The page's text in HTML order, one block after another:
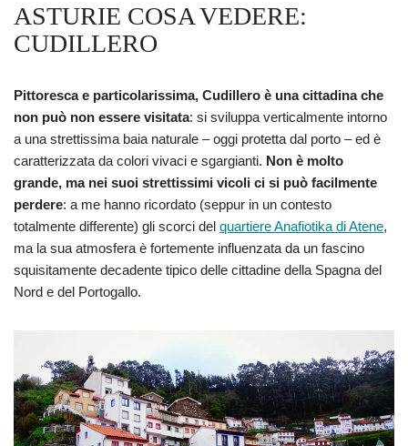
ASTURIE COSA VEDERE:
CUDILLERO
Pittoresca e particolarissima, Cudillero è una cittadina che
non può non essere visitata: si sviluppa verticalmente intorno
a una strettissima baia naturale – oggi protetta dal porto – ed è
caratterizzata da colori vivaci e sgargianti. Non è molto
grande, ma nei suoi strettissimi vicoli ci si può facilmente
perdere: a me hanno ricordato (seppur in un contesto
totalmente differente) gli scorci del quartiere Anafiotika di Atene,
ma la sua atmosfera è fortemente influenzata da un fascino
squisitamente decadente tipico delle cittadine della Spagna del
Nord e del Portogallo.